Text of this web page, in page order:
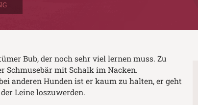
Bub, der noch sehr viel lernen muss. Zu
Schmusebär mit Schalk im Nacken.
anderen Hunden ist er kaum zu halten, er geht
Leine loszuwerden.